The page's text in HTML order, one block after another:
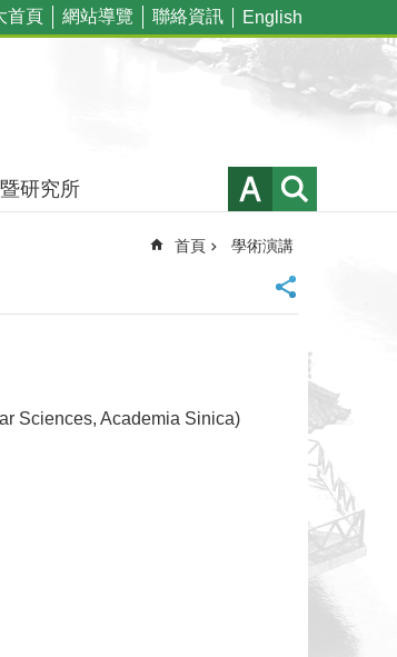
首頁 網站導覽 聯絡資訊 English
研究所
首頁 學術演講
Sciences, Academia Sinica)